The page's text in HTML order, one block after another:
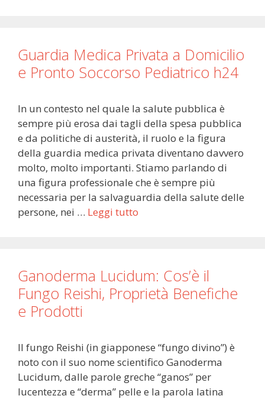
Guardia Medica Privata a Domicilio
e Pronto Soccorso Pediatrico h24
In un contesto nel quale la salute pubblica è
sempre più erosa dai tagli della spesa pubblica
e da politiche di austerità, il ruolo e la figura
della guardia medica privata diventano davvero
molto, molto importanti. Stiamo parlando di
una figura professionale che è sempre più
necessaria per la salvaguardia della salute delle
persone, nei … Leggi tutto
Ganoderma Lucidum: Cos’è il
Fungo Reishi, Proprietà Benefiche
e Prodotti
Il fungo Reishi (in giapponese “fungo divino”) è
noto con il suo nome scientifico Ganoderma
Lucidum, dalle parole greche “ganos” per
lucentezza e “derma” pelle e la parola latina